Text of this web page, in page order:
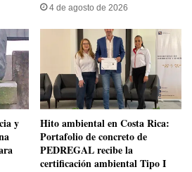
4 de agosto de 2026
y
Hito ambiental en Costa Rica:
Portafolio de concreto de
PEDREGAL recibe la
certificación ambiental Tipo I